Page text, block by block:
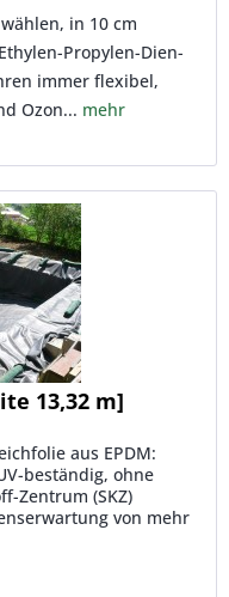
in 10 cm
Propylen-Dien-
immer flexibel,
Ozon... mehr
13,32 m]
aus EPDM:
beständig, ohne
Zentrum (SKZ)
von mehr